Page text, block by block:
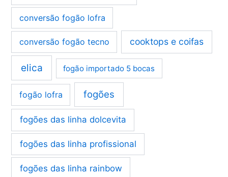
conversão fogão lofra
conversão fogão tecno cooktops e coifas
elica fogão importado 5 bocas
fogão lofra fogões
fogões das linha dolcevita
fogões das linha profissional
fogões das linha rainbow